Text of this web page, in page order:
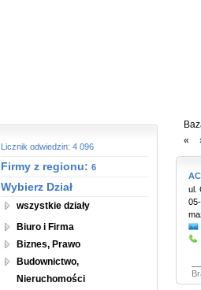
Licznik odwiedzin: 4 096
Firmy z regionu: 6
Wybierz Dział
wszystkie działy
Biuro i Firma
Biznes, Prawo
Budownictwo,
Nieruchomości
«
ul.